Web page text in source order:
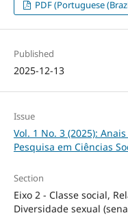
PDF (Portuguese
Published
2025-12-13
Issue
Vol. 1 No. 3 (2025):
Pesquisa em Ciências
Section
Eixo 2 - Classe social,
Diversidade sexual